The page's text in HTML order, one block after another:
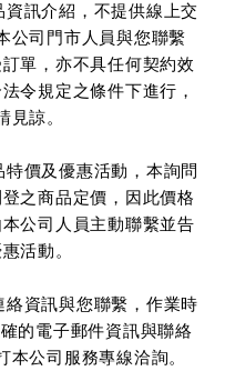
訊介紹，不提供線上交
公司門市人員與您聯繫
單，亦不具任何契約效
令規定之條件下進行，
見諒。
價及優惠活動，本詢問
之商品定價，因此價格
公司人員主動聯繫並告
活動。
資訊與您聯繫，作業時
的電子郵件資訊與聯絡
公司服務專線洽詢。